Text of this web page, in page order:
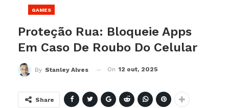
GAMES
Proteção Rua: Bloqueie Apps
Em Caso De Roubo Do Celular
By Stanley Alves On 12 out, 2025
Share